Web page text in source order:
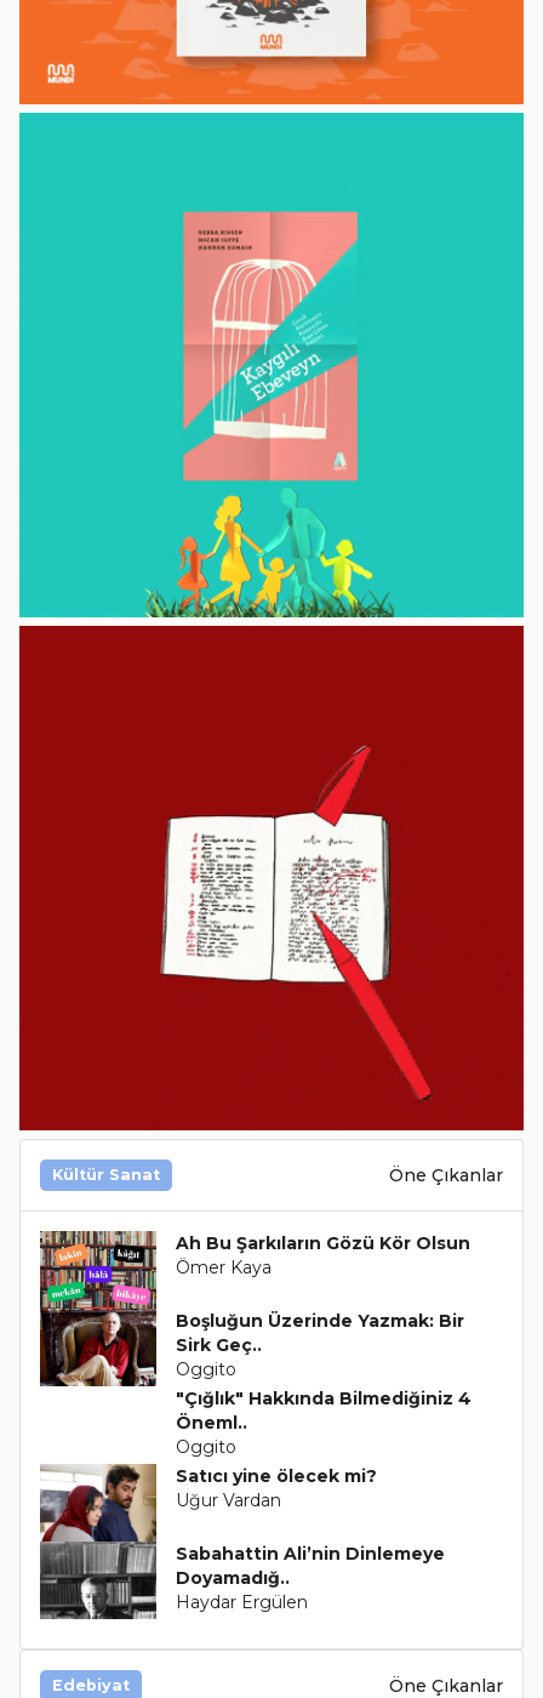
Kültür Sanat Öne Çıkanlar
Ah Bu Şarkıların Gözü Kör Olsun
Ömer Kaya
Boşluğun Üzerinde Yazmak: Bir
Sirk Geç..
Oggito
"Çığlık" Hakkında Bilmediğiniz 4
Öneml..
Oggito
Satıcı yine ölecek mi?
Uğur Vardan
Sabahattin Ali’nin Dinlemeye
Doyamadığ..
Haydar Ergülen
Edebiyat Öne Çıkanlar